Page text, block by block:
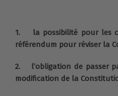
1. la possibilité pour les
référendum pour réviser la
2. l’obligation de passer
modification de la